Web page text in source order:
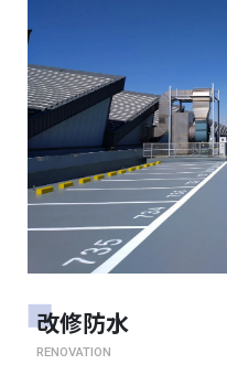
改修防水
RENOVATION